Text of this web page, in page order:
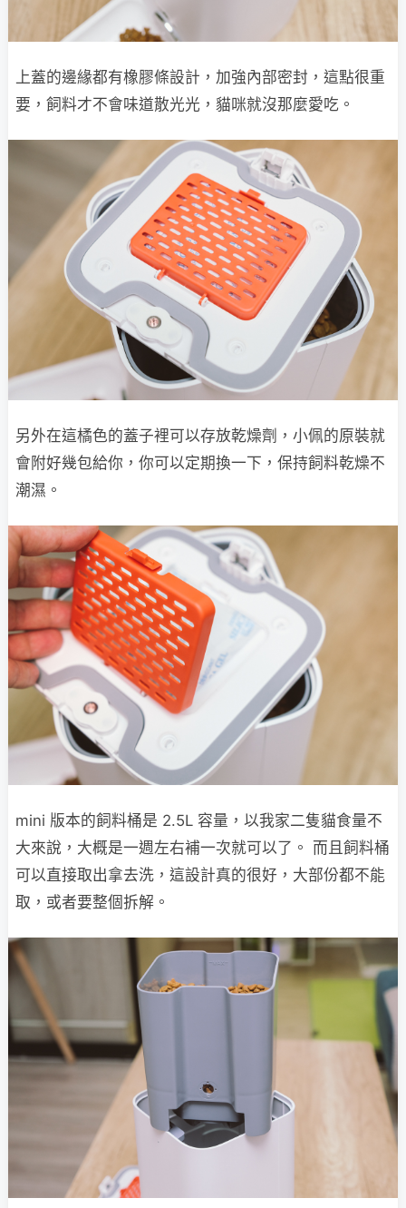
上蓋的邊緣都有橡膠條設計，加強內部密封，這點很重
要，飼料才不會味道散光光，貓咪就沒那麼愛吃。
另外在這橘色的蓋子裡可以存放乾燥劑，小佩的原裝就
會附好幾包給你，你可以定期換一下，保持飼料乾燥不
潮濕。
mini 版本的飼料桶是 2.5L 容量，以我家二隻貓食量不
大來說，大概是一週左右補一次就可以了。 而且飼料桶
可以直接取出拿去洗，這設計真的很好，大部份都不能
取，或者要整個拆解。